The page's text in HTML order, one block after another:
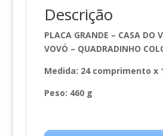
Descrição
PLACA GRANDE – CASA DO
VOVÓ – QUADRADINHO
Medida: 24 comprimento x
Peso: 460 g